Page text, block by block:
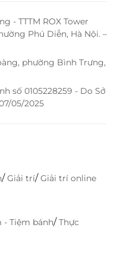
- TTTM ROX Tower
Phú Diễn, Hà Nội. –
phường Bình Trưng,
số 0105228259 - Do Sở
05/2025
/Giải trí/Giải trí online
- Tiệm bánh/Thực